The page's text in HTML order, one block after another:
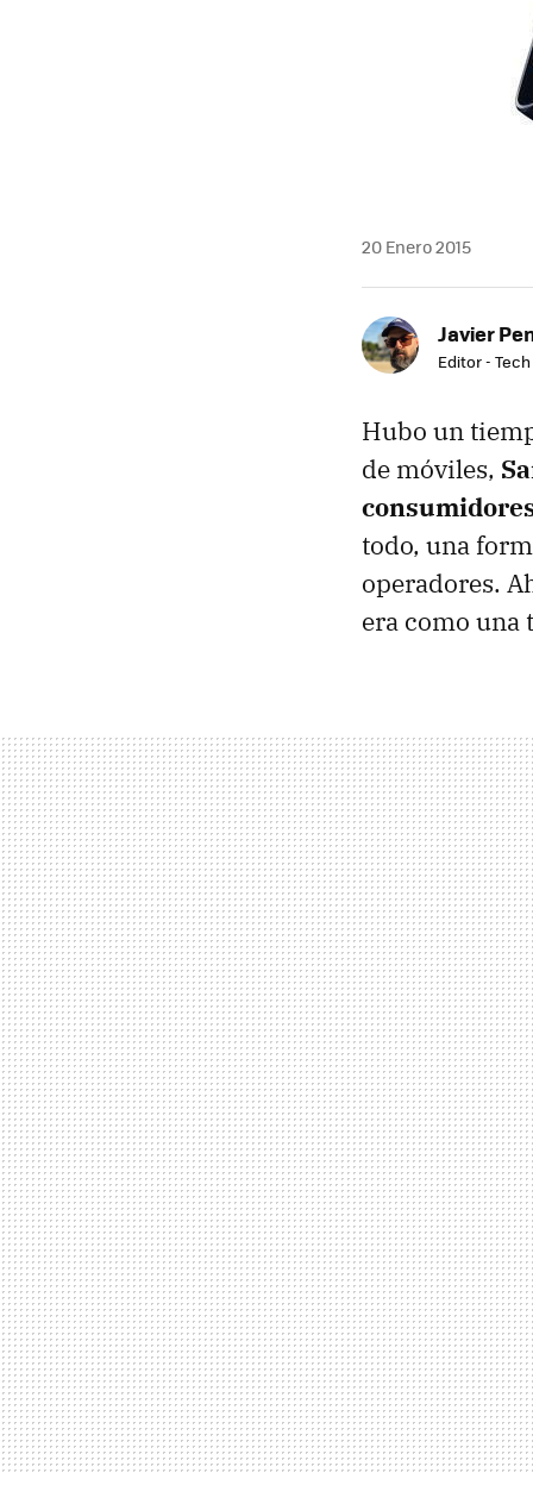
20 Enero 2015
Javier
Editor - Tech
Hubo un
de móviles,
todo, una
operadores.
era como una